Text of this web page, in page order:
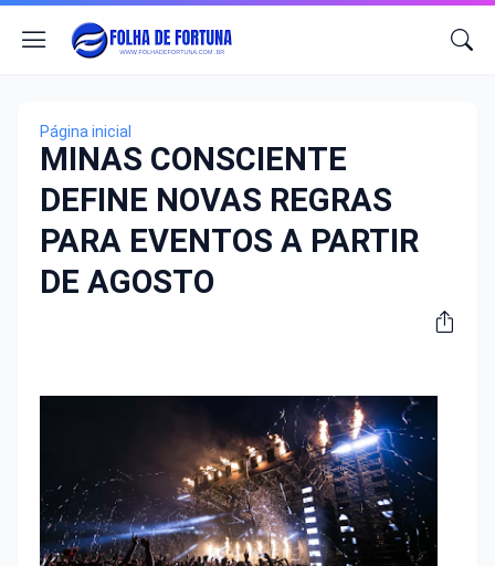
Página inicial
MINAS CONSCIENTE
DEFINE NOVAS REGRAS
PARA EVENTOS A PARTIR
DE AGOSTO